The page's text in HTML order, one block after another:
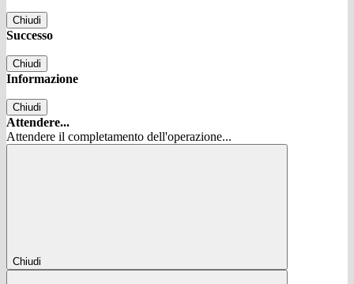
Chiudi
Successo
Chiudi
Informazione
Chiudi
Attendere...
Attendere il completamento dell'operazione...
Chiudi